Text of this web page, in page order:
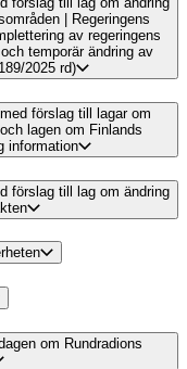
av regeringens
temporär ändring av
2025 rd)
förslag till lagar om
lagen om Finlands
information
förslag till lag om ändring
om Rundradions